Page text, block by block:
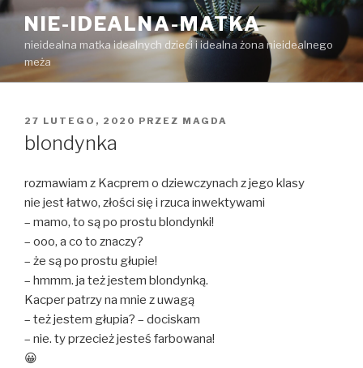
Przejdź
treści
NIE-IDEALNA-MATKA
nieidealna matka idealnych dzieci i idealna żona nieidealnego
meża
OPUBLIKOWANE
W
27 LUTEGO, 2020 PRZEZ MAGDA
blondynka
rozmawiam z Kacprem o dziewczynach z jego klasy
nie jest łatwo, złości się i rzuca inwektywami
– mamo, to są po prostu blondynki!
– ooo, a co to znaczy?
– że są po prostu głupie!
– hmmm. ja też jestem blondynką.
Kacper patrzy na mnie z uwagą
– też jestem głupia? – dociskam
– nie. ty przecież jesteś farbowana!
😀